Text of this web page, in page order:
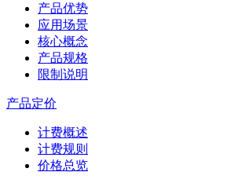
产品优势
应用场景
核心概念
产品规格
限制说明
产品定价
计费概述
计费规则
价格总览